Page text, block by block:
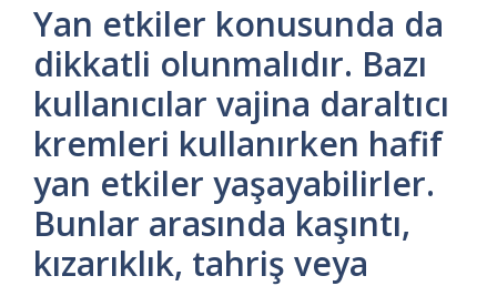
Yan etkiler konusunda da
dikkatli olunmalıdır. Bazı
kullanıcılar vajina daraltıcı
kremleri kullanırken hafif
yan etkiler yaşayabilirler.
Bunlar arasında kaşıntı,
kızarıklık, tahriş veya